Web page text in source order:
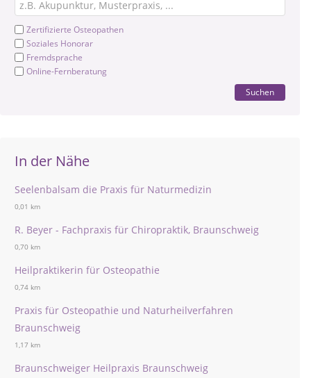
Zertifizierte Osteopathen
Soziales Honorar
Fremdsprache
Online-Fernberatung
Suchen
In der Nähe
Seelenbalsam die Praxis für Naturmedizin
0,01 km
R. Beyer - Fachpraxis für Chiropraktik, Braunschweig
0,70 km
Heilpraktikerin für Osteopathie
0,74 km
Praxis für Osteopathie und Naturheilverfahren
Braunschweig
1,17 km
Braunschweiger Heilpraxis Braunschweig